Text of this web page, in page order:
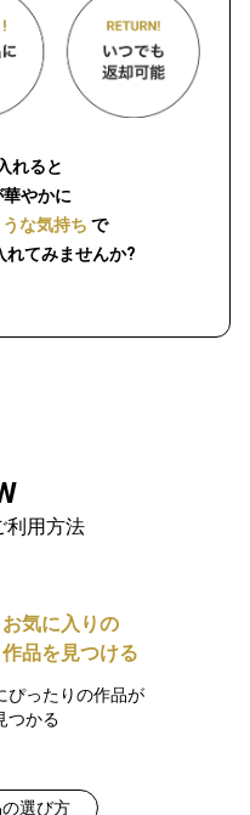
れると
やかに
な気持ち で
れてみませんか?
利用方法
お気に入りの
作品を見つける
ぴったりの作品が
つかる
選び方